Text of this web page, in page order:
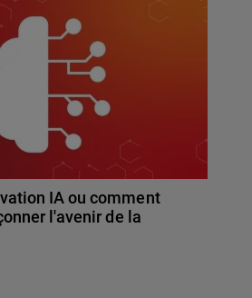
IA ou comment
l'avenir de la